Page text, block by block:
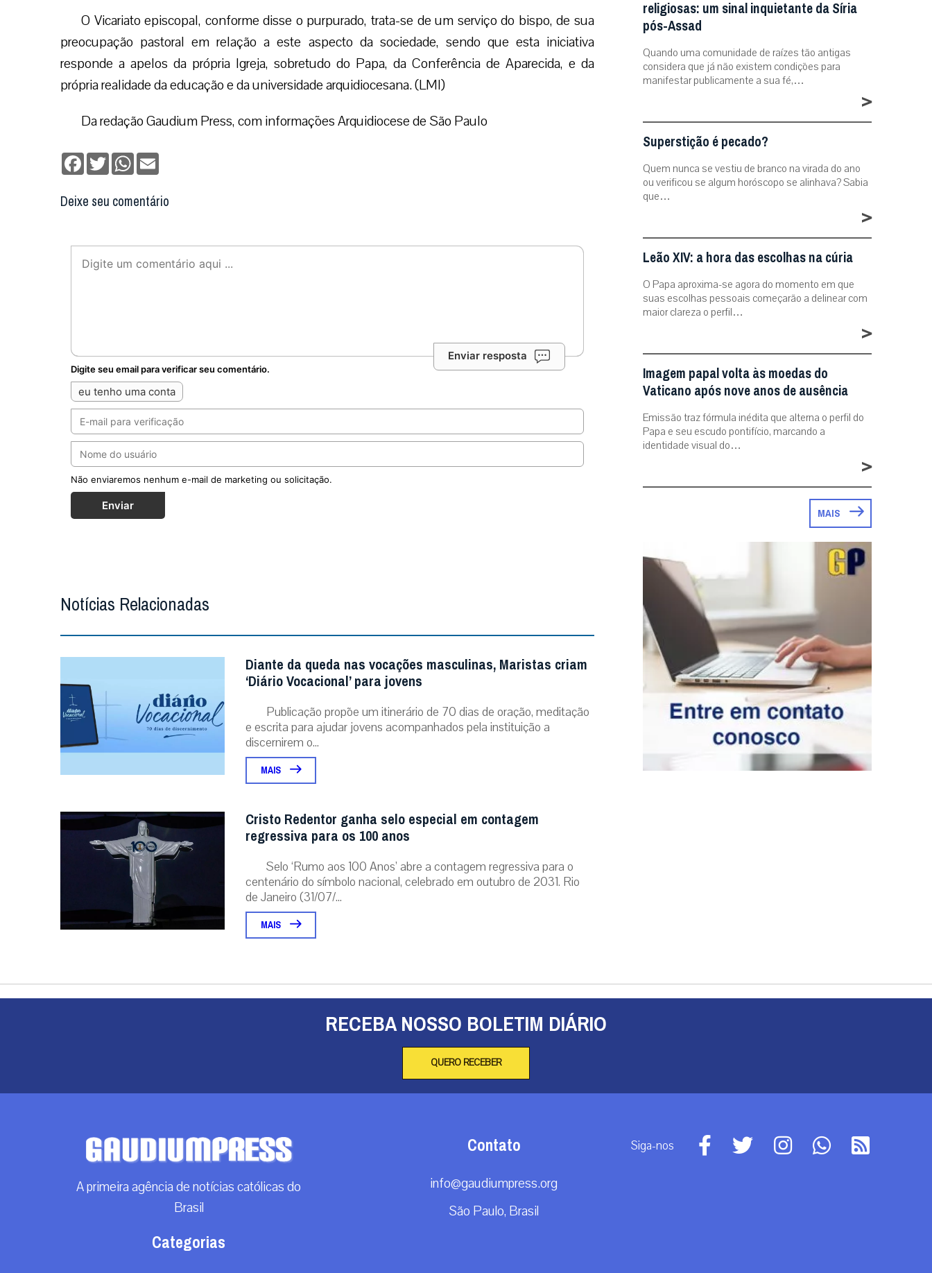
O Vicariato episcopal, conforme disse o purpurado, trata-se de um serviço do bispo, de sua
preocupação pastoral em relação a este aspecto da sociedade, sendo que esta iniciativa
responde a apelos da própria Igreja, sobretudo do Papa, da Conferência de Aparecida, e da
própria realidade da educação e da universidade arquidiocesana. (LMI)
Da redação Gaudium Press, com informações Arquidiocese de São Paulo
Facebook
TwitterWhatsApp
Deixe seu comentário
Enviar resposta
Digite seu email para verificar seu comentário.
eu tenho uma conta
Não enviaremos nenhum e-mail de marketing ou solicitação.
Enviar
Notícias Relacionadas
Diante da queda nas vocações masculinas, Maristas criam
‘Diário Vocacional’ para jovens
Publicação propõe um itinerário de 70 dias de oração, meditação
e escrita para ajudar jovens acompanhados pela instituição a
discernirem o...
MAIS
Cristo Redentor ganha selo especial em contagem
regressiva para os 100 anos
Selo ‘Rumo aos 100 Anos’ abre a contagem regressiva para o
centenário do símbolo nacional, celebrado em outubro de 2031. Rio
de Janeiro (31/07/...
MAIS
religiosas: um sinal inquietante da Síria
pós-Assad
Quando uma comunidade de raízes tão antigas
considera que já não existem condições para
manifestar publicamente a sua fé,…
>
Superstição é pecado?
Quem nunca se vestiu de branco na virada do ano
ou verificou se algum horóscopo se alinhava? Sabia
que…
>
Leão XIV: a hora das escolhas na cúria
O Papa aproxima-se agora do momento em que
suas escolhas pessoais começarão a delinear com
maior clareza o perfil…
>
Imagem papal volta às moedas do
Vaticano após nove anos de ausência
Emissão traz fórmula inédita que alterna o perfil do
Papa e seu escudo pontifício, marcando a
identidade visual do…
>
MAIS
RECEBA NOSSO BOLETIM DIÁRIO
QUERO RECEBER
A primeira agência de notícias católicas do
Brasil
Categorias
Contato
info@gaudiumpress.org
São Paulo, Brasil
Siga-nos